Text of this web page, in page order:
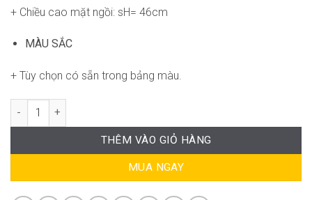
+ Chiều cao mặt ngồi: sH= 46cm
MÀU SẮC
+ Tùy chọn có sẵn trong bảng màu.
Ghế Văn Phòng Chân Quỳ RPB-GVP212 số lượng
THÊM VÀO GIỎ HÀNG
MUA NGAY